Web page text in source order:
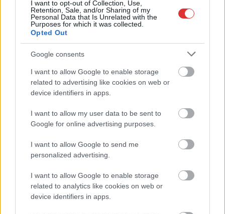
I want to opt-out of Collection, Use,
Retention, Sale, and/or Sharing of my
Personal Data that Is Unrelated with the
Purposes for which it was collected.
Opted Out
Google consents
I want to allow Google to enable storage
related to advertising like cookies on web or
device identifiers in apps.
I want to allow my user data to be sent to
Google for online advertising purposes.
I want to allow Google to send me
personalized advertising.
I want to allow Google to enable storage
related to analytics like cookies on web or
device identifiers in apps.
2026.08.07. Kiss Lajos
A Tisza kormány minisztere újabb nagy
változásokról döntött a közoktatásban – például az
iskolaigazgatók visszakapják munkáltatói jogaikat
A Fidesz által felépített torz rendszerben ugyanis egyáltalán
nem az intézményvezetők döntötték el, hogy kineveznek-e,
esetleg...